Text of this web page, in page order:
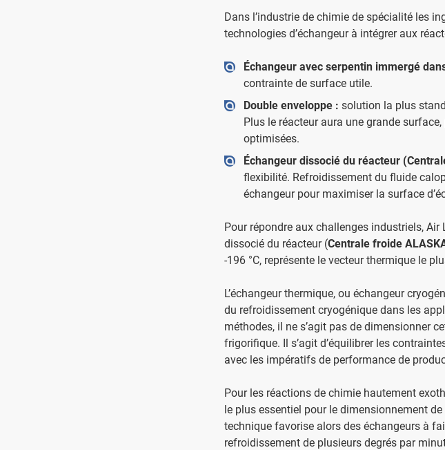
Dans l’industrie de chimie de spécialité les
technologies d’échangeur à intégrer aux
Échangeur avec serpentin immergé
contrainte de surface utile.
Double enveloppe : solution la plus
Plus le réacteur aura une grande
optimisées.
Échangeur dissocié du réacteur
flexibilité. Refroidissement du fluide
échangeur pour maximiser la surface
Pour répondre aux challenges industriels,
dissocié du réacteur (Centrale froide
-196 °C, représente le vecteur thermique le
L’échangeur thermique, ou échangeur
du refroidissement cryogénique dans les
méthodes, il ne s’agit pas de dimensionner
frigorifique. Il s’agit d’équilibrer les
avec les impératifs de performance de
Pour les réactions de chimie hautement
le plus essentiel pour le dimensionnement
technique favorise alors des échangeurs à
refroidissement de plusieurs degrés par